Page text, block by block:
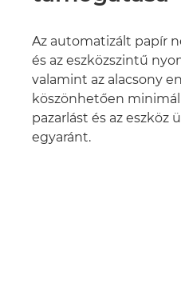
Az automatizált papír
és az eszközszintű
valamint az alacsony
köszönhetően
pazarlást és az
egyaránt.